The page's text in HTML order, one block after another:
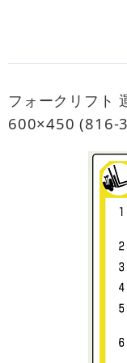
フォークリフト
600×450 (816-